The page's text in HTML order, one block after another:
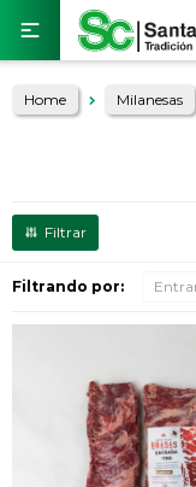

Home Milanesas
Filtrando por: